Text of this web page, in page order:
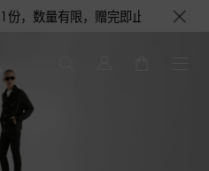
有限，赠完即止。即刻选购，